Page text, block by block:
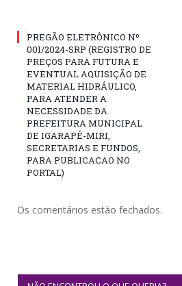
PREGÃO ELETRÔNICO Nº
001/2024-SRP (REGISTRO DE
PREÇOS PARA FUTURA E
EVENTUAL AQUISIÇÃO DE
MATERIAL HIDRÁULICO,
PARA ATENDER A
NECESSIDADE DA
PREFEITURA MUNICIPAL
DE IGARAPÉ-MIRI,
SECRETARIAS E FUNDOS,
PARA PUBLICACAO NO
PORTAL)
Os comentários estão fechados.